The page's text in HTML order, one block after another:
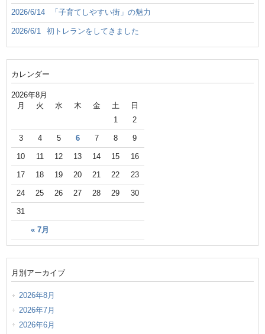
2026/6/14 「子育てしやすい街」の魅力
2026/6/1 初トレランをしてきました
カレンダー
2026年8月
月 火 水 木 金 土 日
« 7月
1 2
3 4 5 6 7 8 9
10 11 12 13 14 15 16
17 18 19 20 21 22 23
24 25 26 27 28 29 30
31
月別アーカイブ
2026年8月
2026年7月
2026年6月